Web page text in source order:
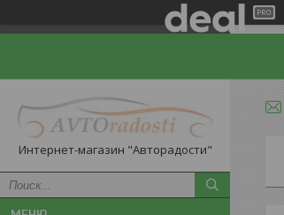
Интернет-магазин "Авторадости"